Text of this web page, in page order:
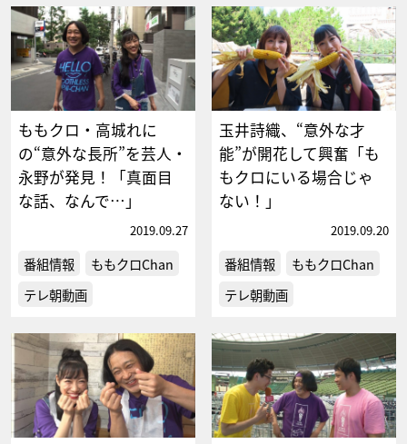
ももクロ・高城れに
の“意外な長所”を芸人・
永野が発見！「真面目
な話、なんで…」
2019.09.27
番組情報
ももクロChan
テレ朝動画
玉井詩織、“意外な才
能”が開花して興奮「も
もクロにいる場合じゃ
ない！」
2019.09.20
番組情報
ももクロChan
テレ朝動画